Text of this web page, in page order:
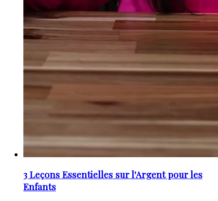
3 Leçons Essentielles sur l'Argent pour les
Enfants